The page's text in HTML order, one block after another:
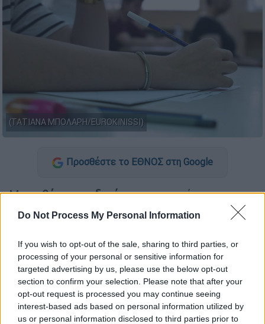
Do Not Process My Personal Information
If you wish to opt-out of the sale, sharing to third parties, or
processing of your personal or sensitive information for
targeted advertising by us, please use the below opt-out
section to confirm your selection. Please note that after your
opt-out request is processed you may continue seeing
interest-based ads based on personal information utilized by
us or personal information disclosed to third parties prior to
(ΤΑΤΙΑΝΑ ΜΠΟΛΑΡΗ/EUROKINISSI)
Προσθέστε το ΕΘΝΟΣ στη Google
Μεμαθήματα ειδικότηταςσυνεχίστηκαν
σήμερα (9/6) οιΠανελλήνιες Εξετάσεις 2026
για τους υποψήφιους των
Πιο συγκεκριμένα, οι υποψήφιοι
εξετάστηκαν στα μαθήματα:Υγιεινή, Ναυτικό
Δίκαιο - Διεθνείς Κανονισμοί στη Ναυτιλία -
Εφαρμογές, Αρχές Οργάνωσης και Διοίκησης
(ΑΟΔ) και Στοιχεία Μηχανών.